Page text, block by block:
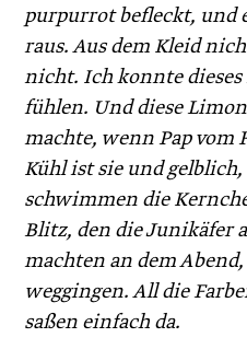
purpurrot befleckt, und
raus. Aus dem Kleid
nicht. Ich konnte
fühlen. Und diese
machte, wenn Pap vom
Kühl ist sie und
schwimmen die
Blitz, den die Junikäfer
machten an dem
weggingen. All die
saßen einfach da.